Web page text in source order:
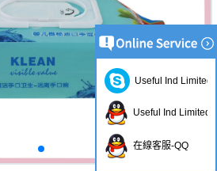
Useful Ind Limited
Useful Ind Limited
在線客服-QQ